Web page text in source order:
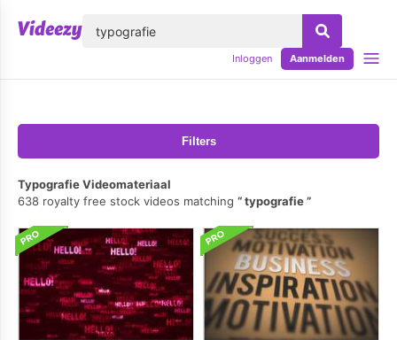
Inloggen Aanmelden
Filters
Typografie Videomateriaal
638 royalty free stock videos matching
typografie